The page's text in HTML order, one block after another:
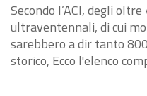
Secondo l’ACI, degli
ultraventennali, di cui
sarebbero a dir tanto
storico, Ecco l'elenco